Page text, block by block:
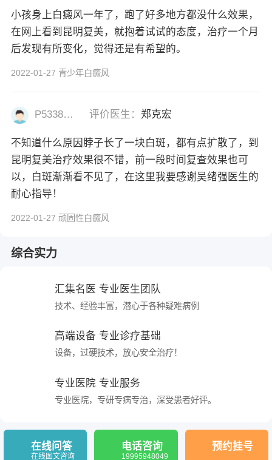
小孩身上白癜风一年了，跑了好多地方都没什么效果，
在网上看到昆明复美，就抱着试试的态度，治疗一个月
后发现有所变化，觉得还是有希望的。
2022-01-27 青少年白癜风
P53382977 评价医生：郑克宏
不知道什么原因脖子长了一块白斑，都有点扩散了，到
昆明复美治疗效果很不错，前一段时间复查效果也可
以，白斑渐渐看不见了，在这里我要感谢吴绪强医生的
耐心指导！
2022-01-27 顽固性白癜风
综合实力
汇集名医 专业医生团队
技术、经验丰富，潜心于各种疑难病例
高端设备 专业诊疗基础
设备，过硬技术，放心安全治疗！
专业医院 专业服务
专业医院，专研专病专治，深受患者好评。
在线问答
在线图文咨询
电话咨询
19995948049
预约挂号